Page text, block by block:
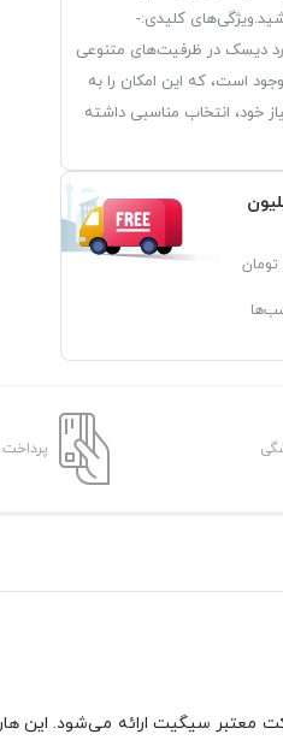
کلیدی:-
دیسک در ظرفیت‌های متنوعی
تا۵ ترابایت موجود است، که این امکان را به
خود، انتخاب مناسبی داشته
بالای 3 میلیون
500 هزار تومان
سیگیت ارائه می‌شود. این